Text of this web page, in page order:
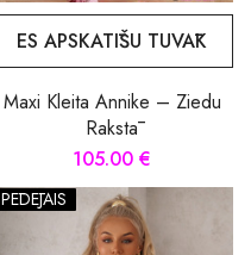
ES APSKATĪŠU TUVĀK
Maxi Kleita Annike – Ziedu
Rakstā
105.00 €
PĒDĒJAIS